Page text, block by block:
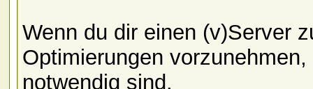
Wenn du dir einen (v)Server
Optimierungen
notwendig sind.